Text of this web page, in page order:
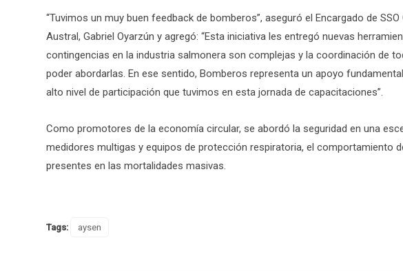
“Tuvimos un muy buen feedback de bomberos”, aseguró el Encargado de
Austral, Gabriel Oyarzún y agregó: “Esta iniciativa les entregó nuevas
contingencias en la industria salmonera son complejas y la coordinación de
poder abordarlas. En ese sentido, Bomberos representa un apoyo
alto nivel de participación que tuvimos en esta jornada de capacitaciones”.
Como promotores de la economía circular, se abordó la seguridad en una
medidores multigas y equipos de protección respiratoria, el comportamiento
presentes en las mortalidades masivas.
Tags: aysen